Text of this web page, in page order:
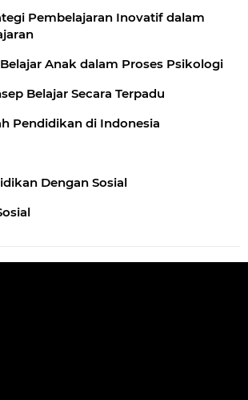
Pembelajaran Inovatif dalam
Anak dalam Proses Psikologi
Belajar Secara Terpadu
Pendidikan di Indonesia
Dengan Sosial